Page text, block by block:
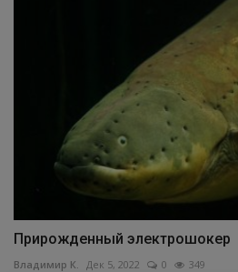
Прирожденный электрошокер
Владимир К. Дек 5, 2022 0 349